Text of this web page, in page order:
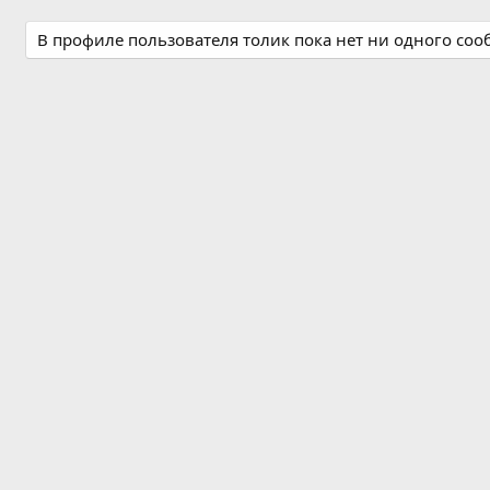
В профиле пользователя толик пока нет ни одного